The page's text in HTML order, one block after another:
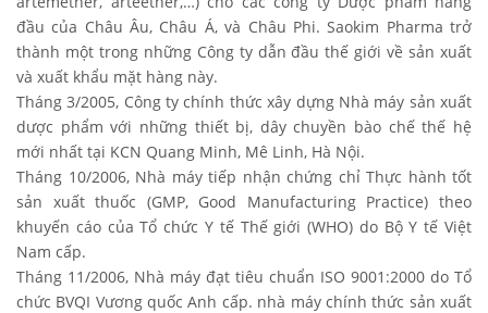
đầu của Châu Âu, Châu Á, và Châu Phi. Saokim Pharma trở
thành một trong những Công ty dẫn đầu thế giới về sản xuất
và xuất khẩu mặt hàng này.
Tháng 3/2005, Công ty chính thức xây dựng Nhà máy sản xuất
dược phẩm với những thiết bị, dây chuyền bào chế thế hệ
mới nhất tại KCN Quang Minh, Mê Linh, Hà Nội.
Tháng 10/2006, Nhà máy tiếp nhận chứng chỉ Thực hành tốt
sản xuất thuốc (GMP, Good Manufacturing Practice) theo
khuyến cáo của Tổ chức Y tế Thế giới (WHO) do Bộ Y tế Việt
Nam cấp.
Tháng 11/2006, Nhà máy đạt tiêu chuẩn ISO 9001:2000 do Tổ
chức BVQI Vương quốc Anh cấp. nhà máy chính thức sản xuất